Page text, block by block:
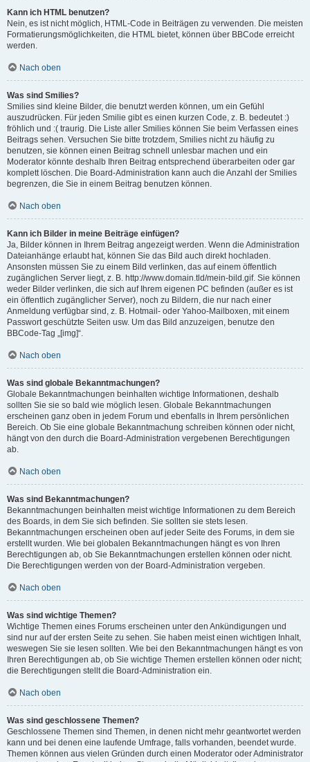
Kann ich HTML benutzen?
Nein, es ist nicht möglich, HTML-Code in Beiträgen zu verwenden. Die meisten
Formatierungsmöglichkeiten, die HTML bietet, können über BBCode erreicht
werden.
Nach oben
Was sind Smilies?
Smilies sind kleine Bilder, die benutzt werden können, um ein Gefühl
auszudrücken. Für jeden Smilie gibt es einen kurzen Code, z. B. bedeutet :)
fröhlich und :( traurig. Die Liste aller Smilies können Sie beim Verfassen eines
Beitrags sehen. Versuchen Sie bitte trotzdem, Smilies nicht zu häufig zu
benutzen, sie können einen Beitrag schnell unlesbar machen und ein
Moderator könnte deshalb Ihren Beitrag entsprechend überarbeiten oder gar
komplett löschen. Die Board-Administration kann auch die Anzahl der Smilies
begrenzen, die Sie in einem Beitrag benutzen können.
Nach oben
Kann ich Bilder in meine Beiträge einfügen?
Ja, Bilder können in Ihrem Beitrag angezeigt werden. Wenn die Administration
Dateianhänge erlaubt hat, können Sie das Bild auch direkt hochladen.
Ansonsten müssen Sie zu einem Bild verlinken, das auf einem öffentlich
zugänglichen Server liegt, z. B. http://www.domain.tld/mein-bild.gif. Sie können
weder Bilder verlinken, die sich auf Ihrem eigenen PC befinden (außer es ist
ein öffentlich zugänglicher Server), noch zu Bildern, die nur nach einer
Anmeldung verfügbar sind, z. B. Hotmail- oder Yahoo-Mailboxen, mit einem
Passwort geschützte Seiten usw. Um das Bild anzuzeigen, benutze den
BBCode-Tag „[img]“.
Nach oben
Was sind globale Bekanntmachungen?
Globale Bekanntmachungen beinhalten wichtige Informationen, deshalb
sollten Sie sie so bald wie möglich lesen. Globale Bekanntmachungen
erscheinen ganz oben in jedem Forum und ebenfalls in Ihrem persönlichen
Bereich. Ob Sie eine globale Bekanntmachung schreiben können oder nicht,
hängt von den durch die Board-Administration vergebenen Berechtigungen
ab.
Nach oben
Was sind Bekanntmachungen?
Bekanntmachungen beinhalten meist wichtige Informationen zu dem Bereich
des Boards, in dem Sie sich befinden. Sie sollten sie stets lesen.
Bekanntmachungen erscheinen oben auf jeder Seite des Forums, in dem sie
erstellt wurden. Wie bei globalen Bekanntmachungen hängt es von Ihren
Berechtigungen ab, ob Sie Bekanntmachungen erstellen können oder nicht.
Die Berechtigungen werden von der Board-Administration vergeben.
Nach oben
Was sind wichtige Themen?
Wichtige Themen eines Forums erscheinen unter den Ankündigungen und
sind nur auf der ersten Seite zu sehen. Sie haben meist einen wichtigen Inhalt,
weswegen Sie sie lesen sollten. Wie bei den Bekanntmachungen hängt es von
Ihren Berechtigungen ab, ob Sie wichtige Themen erstellen können oder nicht;
die Berechtigungen stellt die Board-Administration ein.
Nach oben
Was sind geschlossene Themen?
Geschlossene Themen sind Themen, in denen nicht mehr geantwortet werden
kann und bei denen eine laufende Umfrage, falls vorhanden, beendet wurde.
Themen können aus vielen Gründen durch einen Moderator oder Administrator